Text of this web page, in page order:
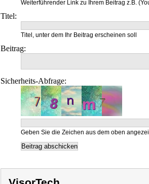
Weiterführender Link zu Ihrem Beitrag z.B.
Titel:
Titel, unter dem Ihr Beitrag erscheinen soll
Beitrag:
Sicherheits-Abfrage:
Geben Sie die Zeichen aus dem oben